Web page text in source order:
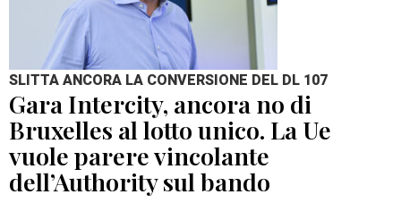
SLITTA ANCORA LA CONVERSIONE DEL DL 107
Gara Intercity, ancora no di
Bruxelles al lotto unico. La Ue
vuole parere vincolante
dell’Authority sul bando